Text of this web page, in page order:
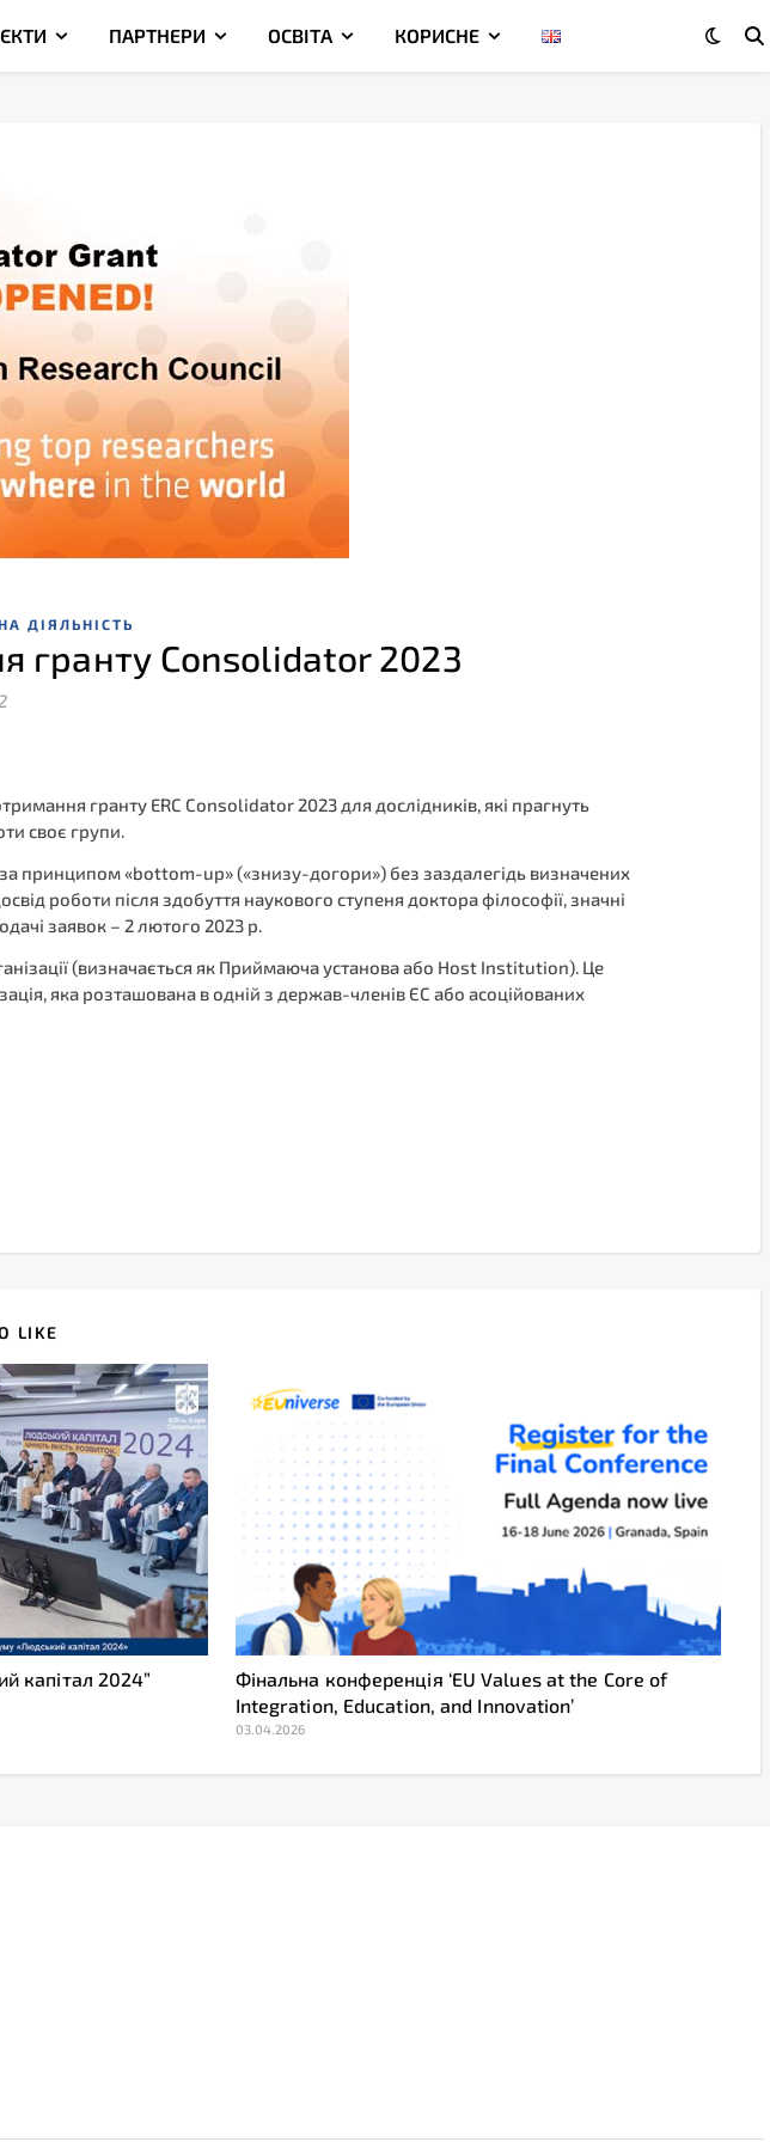
ПАРТНЕРИ ОСВІТА КОРИСНЕ
ДІЯЛЬНІСТЬ
гранту Consolidator 2023
гранту ERC Consolidator 2023 для дослідників, які прагнуть
своє групи.
принципом «bottom-up» («знизу-догори») без заздалегідь визначених
роботи після здобуття наукового ступеня доктора філософії, значні
заявок – 2 лютого 2023 р.
(визначається як Приймаюча установа або Host Institution). Це
яка розташована в одній з держав-членів ЄС або асоційованих
LIKE
капітал 2024”
Фінальна конференція ‘EU Values at the Core of
Integration, Education, and Innovation’
03.04.2026